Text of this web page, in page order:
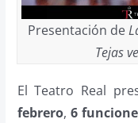
Presentación de
Tejas
El Teatro Real
febrero,6